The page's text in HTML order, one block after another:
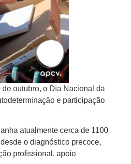
outubro, o Dia Nacional da
e participação
atualmente cerca de 1100
o diagnóstico precoce,
profissional, apoio